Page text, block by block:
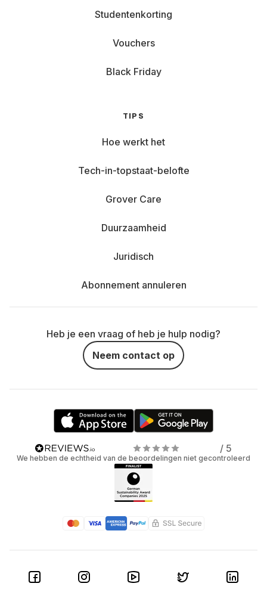
Studentenkorting
Vouchers
Black Friday
TIPS
Hoe werkt het
Tech-in-topstaat-belofte
Grover Care
Duurzaamheid
Juridisch
Abonnement annuleren
Heb je een vraag of heb je hulp nodig?
Neem contact op
/ 5
We hebben de echtheid van de beoordelingen niet gecontroleerd